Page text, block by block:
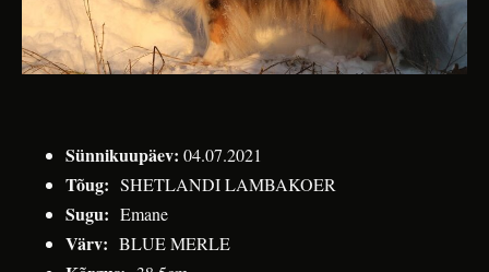
Sünnikuupäev: 04.07.2021
Tõug: SHETLANDI LAMBAKOER
Sugu: Emane
Värv: BLUE MERLE